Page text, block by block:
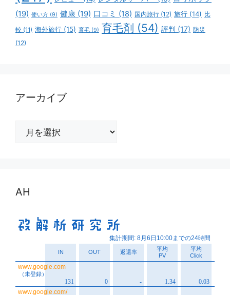
(19) 使い方 (9) 健康 (19) 口コミ (18) 国内旅行 (12) 旅行 (14) 比
較 (11) 海外旅行 (15) 育毛 (9) 育毛剤 (54) 評判 (17) 防災
(12)
アーカイブ
AH